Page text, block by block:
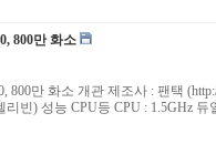
800만 화소
만 화소 개관 제조사 : 팬택
리빈) 성능 CPU등 CPU :